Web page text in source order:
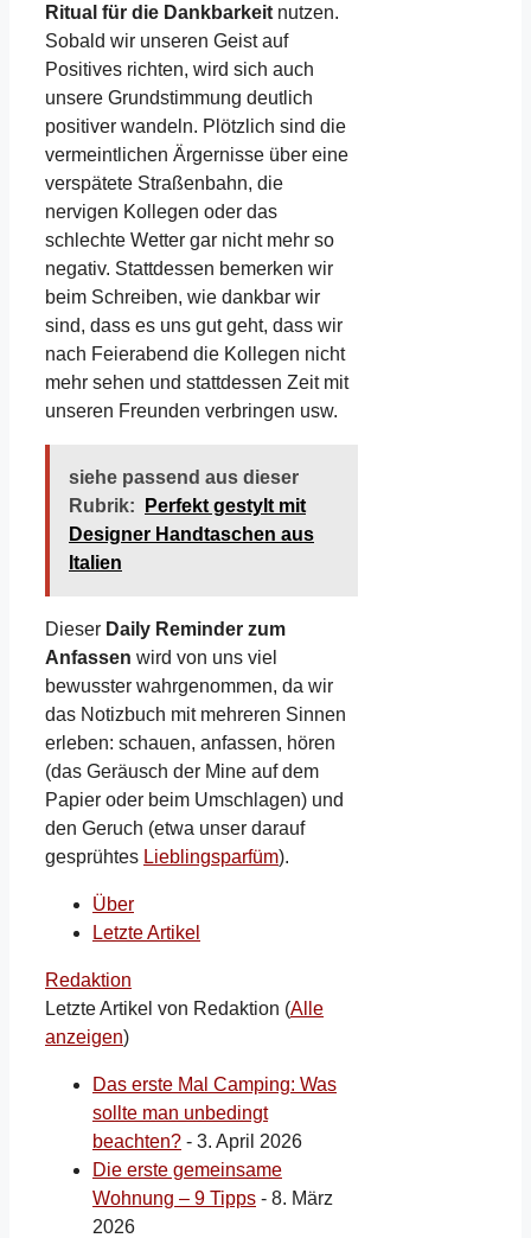
Ritual für die Dankbarkeit nutzen.
Sobald wir unseren Geist auf
Positives richten, wird sich auch
unsere Grundstimmung deutlich
positiver wandeln. Plötzlich sind die
vermeintlichen Ärgernisse über eine
verspätete Straßenbahn, die
nervigen Kollegen oder das
schlechte Wetter gar nicht mehr so
negativ. Stattdessen bemerken wir
beim Schreiben, wie dankbar wir
sind, dass es uns gut geht, dass wir
nach Feierabend die Kollegen nicht
mehr sehen und stattdessen Zeit mit
unseren Freunden verbringen usw.
siehe passend aus dieser
Rubrik:
Perfekt gestylt mit
Designer Handtaschen aus
Italien
Dieser Daily Reminder zum
Anfassen wird von uns viel
bewusster wahrgenommen, da wir
das Notizbuch mit mehreren Sinnen
erleben: schauen, anfassen, hören
(das Geräusch der Mine auf dem
Papier oder beim Umschlagen) und
den Geruch (etwa unser darauf
gesprühtes Lieblingsparfüm).
Über
Letzte Artikel
Redaktion
Letzte Artikel von Redaktion (Alle
anzeigen)
Das erste Mal Camping: Was
sollte man unbedingt
beachten? - 3. April 2026
Die erste gemeinsame
Wohnung – 9 Tipps - 8. März
2026